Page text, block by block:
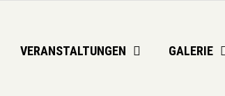
VERANSTALTUNGEN GALERIE